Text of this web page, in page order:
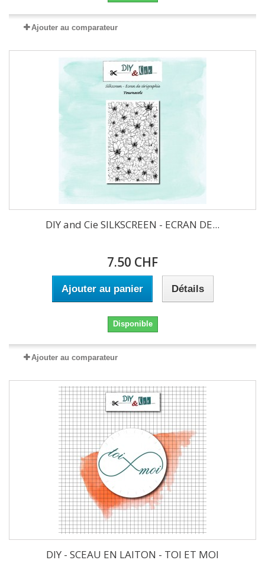
Ajouter au comparateur
DIY and Cie SILKSCREEN - ECRAN DE...
7.50 CHF
Ajouter au panier Détails
Disponible
Ajouter au comparateur
DIY - SCEAU EN LAITON - TOI ET MOI